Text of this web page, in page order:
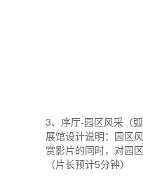
3、序厅-园区风采（弧
展馆设计说明：园区
赏影片的同时，对园
（片长预计5分钟）